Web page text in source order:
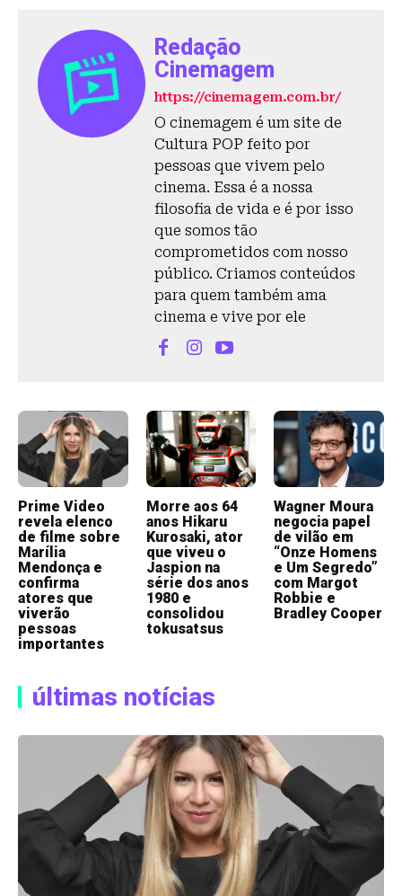
Redação
Cinemagem
https://cinemagem.com.br/
O cinemagem é um site de
Cultura POP feito por
pessoas que vivem pelo
cinema. Essa é a nossa
filosofia de vida e é por isso
que somos tão
comprometidos com nosso
público. Criamos conteúdos
para quem também ama
cinema e vive por ele
Prime Video
revela elenco
de filme sobre
Marília
Mendonça e
confirma
atores que
viverão
pessoas
importantes
Morre aos 64
anos Hikaru
Kurosaki, ator
que viveu o
Jaspion na
série dos anos
1980 e
consolidou
tokusatsus
Wagner Moura
negocia papel
de vilão em
“Onze Homens
e Um Segredo”
com Margot
Robbie e
Bradley Cooper
últimas notícias